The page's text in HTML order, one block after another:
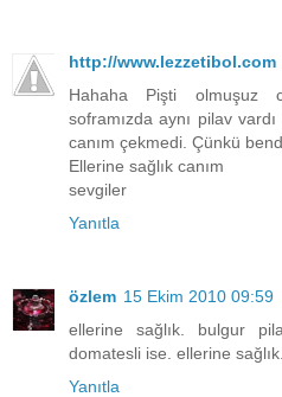
http://www.lezzetibol.com
Hahaha Pişti olmuşuz
soframızda aynı pilav
canım çekmedi. Çünkü
Ellerine sağlık canım
sevgiler
Yanıtla
özlem 15 Ekim 2010 09:59
ellerine sağlık. bulgur
domatesli ise. ellerine sağlık.
Yanıtla